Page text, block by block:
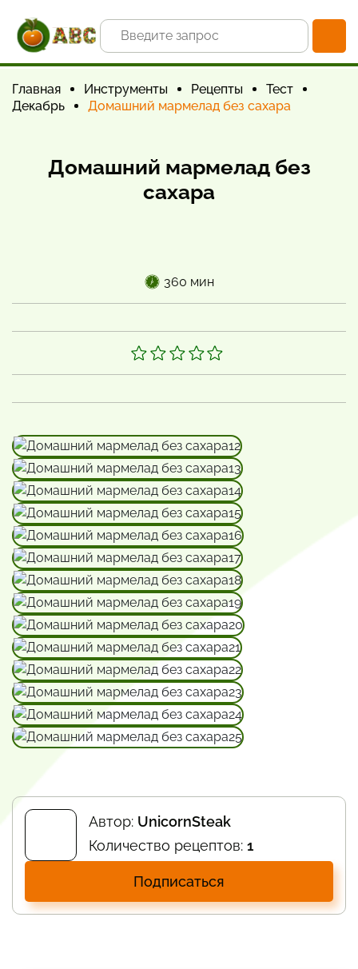
Главная Инструменты Рецепты
Тест
Декабрь
Домашний мармелад без сахара
Домашний мармелад без
сахара
360 мин
Автор: UnicornSteak
Количество рецептов: 1
Подписаться